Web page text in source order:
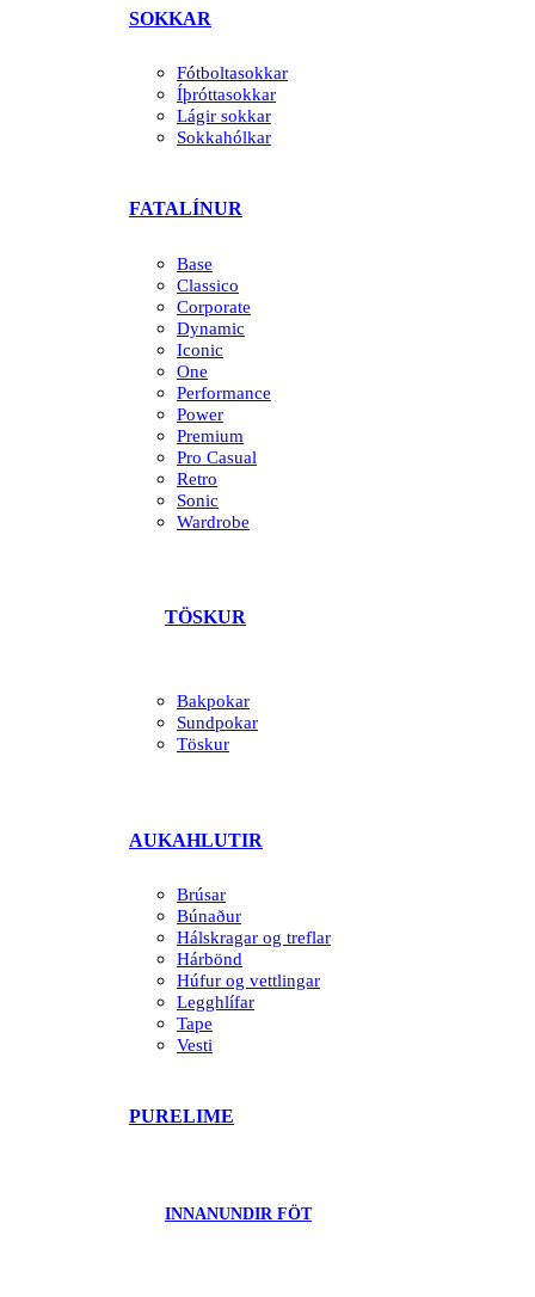
SOKKAR
Fótboltasokkar
Íþróttasokkar
Lágir sokkar
Sokkahólkar
FATALÍNUR
Base
Classico
Corporate
Dynamic
Iconic
One
Performance
Power
Premium
Pro Casual
Retro
Sonic
Wardrobe
TÖSKUR
Bakpokar
Sundpokar
Töskur
AUKAHLUTIR
Brúsar
Búnaður
Hálskragar og treflar
Hárbönd
Húfur og vettlingar
Legghlífar
Tape
Vesti
PURELIME
INNANUNDIR FÖT